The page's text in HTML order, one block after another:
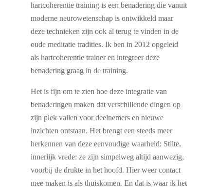
hartcoherentie training is een benadering die vanuit
moderne neurowetenschap is ontwikkeld maar
deze technieken zijn ook al terug te vinden in de
oude meditatie tradities. Ik ben in 2012 opgeleid
als hartcoherentie trainer en integreer deze
benadering graag in de training.
Het is fijn om te zien hoe deze integratie van
benaderingen maken dat verschillende dingen op
zijn plek vallen voor deelnemers en nieuwe
inzichten ontstaan. Het brengt een steeds meer
herkennen van deze eenvoudige waarheid: Stilte,
innerlijk vrede: ze zijn simpelweg altijd aanwezig,
voorbij de drukte in het hoofd. Hier weer contact
mee maken is als thuiskomen. En dat is waar ik het